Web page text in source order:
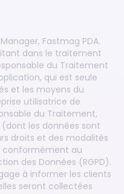
Fastmag PDA.
dans le traitement
du Traitement
qui est seule
et les moyens du
utilisatrice de
du Traitement,
les données sont
droits et des modalités
conformément au
des Données (RGPD).
à informer les clients
seront collectées